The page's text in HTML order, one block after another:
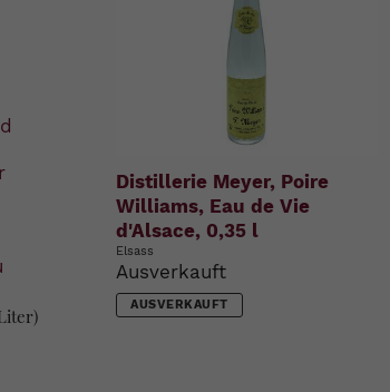
Distillerie Meyer, Poire
Williams, Eau de Vie
d'Alsace, 0,35 l
Elsass
Ausverkauft
AUSVERKAUFT